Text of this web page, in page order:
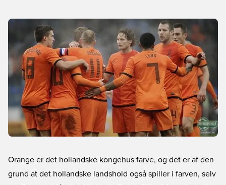
Orange er det hollandske kongehus farve, og det er af den
grund at det hollandske landshold også spiller i farven, selv